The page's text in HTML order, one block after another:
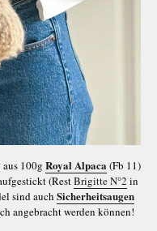
100g Royal Alpaca (Fb 11)
(RestBrigitte N°2 in
sind auch Sicherheitsaugen
angebracht werden können!